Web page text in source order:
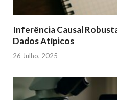
Inferência Causal
Dados Atípicos
26 Julho, 2025